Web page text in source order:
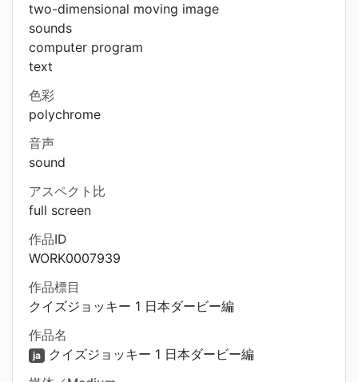
two-dimensional moving image
sounds
computer program
text
色彩
polychrome
音声
sound
アスペクト比
full screen
作品ID
WORK0007939
作品標目
クイズジョッキー 1 日本ダービー編
作品名
ja クイズジョッキー 1 日本ダービー編